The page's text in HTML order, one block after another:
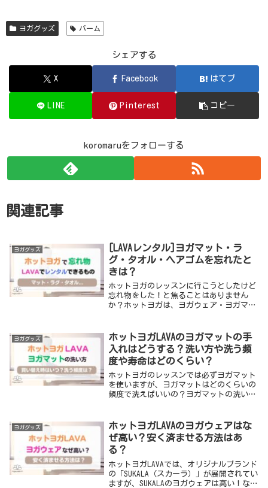
ヨガグッズ バーム
シェアする
X Facebook はてブ
LINE Pinterest コピー
koromaruをフォローする
関連記事
ヨガグッズ
[LAVAレンタル]ヨガマット・ラ
グ・タオル・ヘアゴムを忘れたと
きは？
ホットヨガのレッスンに行こうとしたけど
忘れ物をした！と焦ることはありません
か？ホットヨガは、ヨガウェア・ヨガマッ
よね。今回は、ホットヨガスタジオLAVAで
忘れ物を...
ヨガグッズ
ホットヨガLAVAのヨガマットの手
入れはどうする？洗い方や洗う頻
度や寿命はどのくらい？
ホットヨガのレッスンでは必ずヨガマット
を使いますが、ヨガマットはどのくらいの
頻度で洗えばいいの？ヨガマットの洗い方
レッスンの後に大量の汗が付いた、ホット
ヨガで使うヨ...
ヨガグッズ
ホットヨガLAVAのヨガウェアはな
ぜ高い？安く済ませる方法はあ
る？
ホットヨガLAVAでは、オリジナルブランド
の「SUKALA（スカーラ）」が展開されてい
ますが、SUKALAのヨガウェアは高い！なん